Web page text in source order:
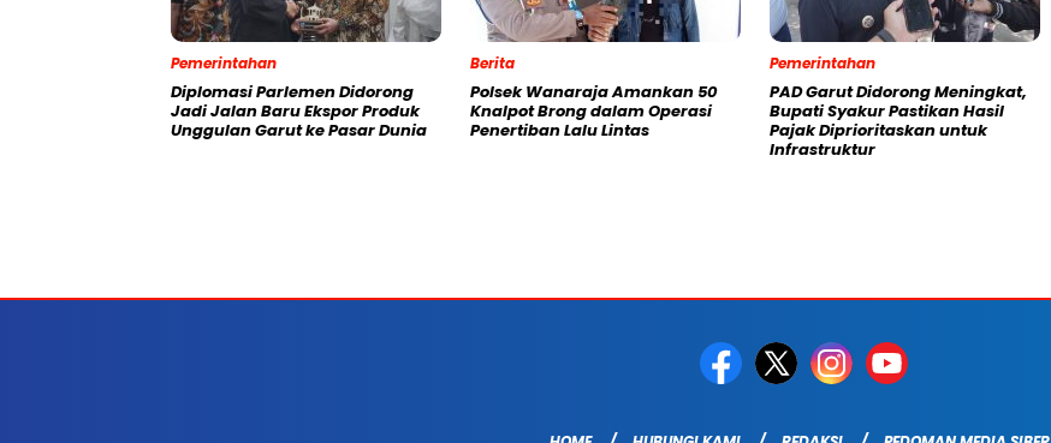
Pemerintahan
Diplomasi Parlemen Didorong
Jadi Jalan Baru Ekspor Produk
Unggulan Garut ke Pasar Dunia
Berita
Polsek Wanaraja Amankan 50
Knalpot Brong dalam Operasi
Penertiban Lalu Lintas
Pemerintahan
PAD Garut Didorong Meningkat,
Bupati Syakur Pastikan Hasil
Pajak Diprioritaskan untuk
Infrastruktur